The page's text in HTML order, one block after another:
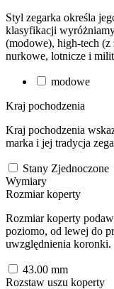
Styl zegarka określa
klasyfikacji
(modowe), high-tech (z
nurkowe, lotnicze i
modowe
Kraj pochodzenia
Kraj pochodzenia
marka i jej tradycja
Stany Zjednoczone
Wymiary
Rozmiar koperty
Rozmiar koperty
poziomo, od lewej do
uwzględnienia koronki.
43.00 mm
Rozstaw uszu koperty